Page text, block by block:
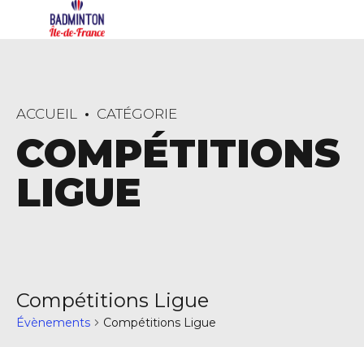
ACCUEIL CATÉGORIE
COMPÉTITIONS
LIGUE
Compétitions Ligue
Évènements Compétitions Ligue